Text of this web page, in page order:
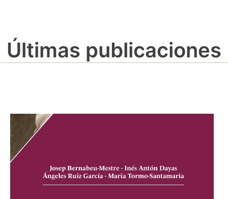
Últimas publicaciones